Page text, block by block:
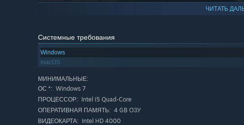
✦ Обычная жизнь дизайнера
Паша ходит на работу, пьет кофе, старается спать.
ЧИТАТЬ
Системные требования
Windows
macOS
МИНИМАЛЬНЫЕ:
ОС *: Windows 7
ПРОЦЕССОР: Intel i5 Quad-Core
ОПЕРАТИВНАЯ ПАМЯТЬ: 4 GB ОЗУ
ВИДЕОКАРТА: Intel HD 4000